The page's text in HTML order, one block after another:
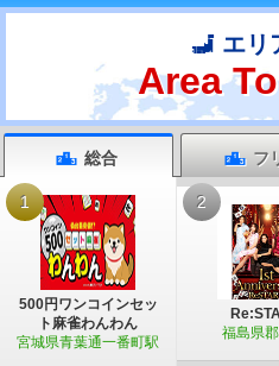
エリ
Area
総合 フ
1
500円ワンコインセッ
ト麻雀わんわん
宮城県青葉通一番町駅
2
福島県